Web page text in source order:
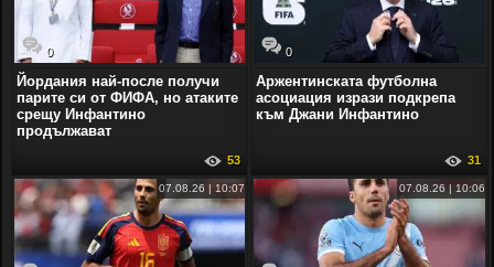
0
Йордания най-после получи
парите си от ФИФА, но атаките
срещу Инфантино
продължават
53
0
Аржентинската футболна
асоциация изрази подкрепа
към Джани Инфантино
31
07.08.26 | 10:07 07.08.26 | 10:06